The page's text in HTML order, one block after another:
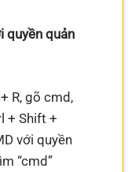
quyền quản
R, gõ cmd,
+ Shift +
với quyền
“cmd”